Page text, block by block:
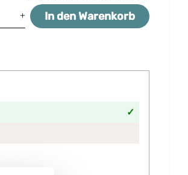
+ In den Warenkorb